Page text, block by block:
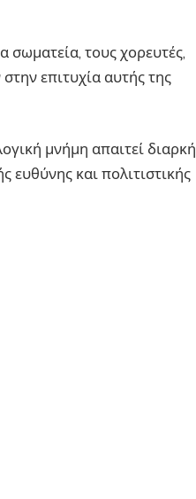
τους χορευτές,
επιτυχία αυτής της
μνήμη απαιτεί διαρκή
ευθύνης και πολιτιστικής